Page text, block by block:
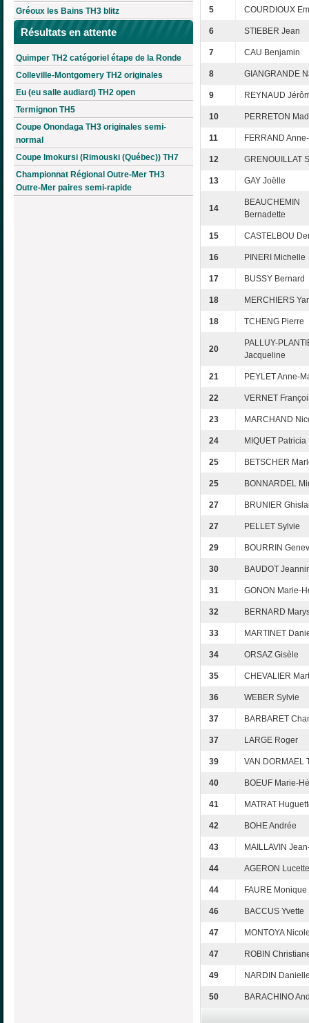
Gréoux les Bains TH3 blitz
Résultats en attente
Quimper TH2 catégoriel étape de la Ronde
Colleville-Montgomery TH2 originales
Eu (eu salle audiard) TH2 open
Termignon TH5
Coupe Onondaga TH3 originales semi-
normal
Coupe Imokursi (Rimouski (Québec)) TH7
Championnat Régional Outre-Mer TH3
Outre-Mer paires semi-rapide
5 COURDIOUX
6 STIEBER Jean
7 CAU Benjamin
8 GIANGRANDE
9 REYNAUD
10 PERRETON
11 FERRAND
12 GRENOUILLAT
13 GAY Joëlle
14
BEAUCHEMIN
Bernadette
15 CASTELBOU
16 PINERI Michelle
17 BUSSY Bernard
18 MERCHIERS
18 TCHENG Pierre
20
PALLUY-
Jacqueline
21 PEYLET Anne-
22 VERNET
23 MARCHAND
24 MIQUET Patricia
25 BETSCHER
25 BONNARDEL
27 BRUNIER
27 PELLET Sylvie
29 BOURRIN
30 BAUDOT
31 GONON Marie-
32 BERNARD
33 MARTINET
34 ORSAZ Gisèle
35 CHEVALIER
36 WEBER Sylvie
37 BARBARET
37 LARGE Roger
39 VAN DORMAEL
40 BOEUF Marie-
41 MATRAT
42 BOHE Andrée
43 MAILLAVIN
44 AGERON Lucette
44 FAURE Monique
46 BACCUS Yvette
47 MONTOYA
47 ROBIN
49 NARDIN
50 BARACHINO